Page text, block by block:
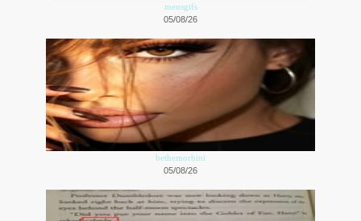
meusgifs
05/08/26
bethemorbini
05/08/26